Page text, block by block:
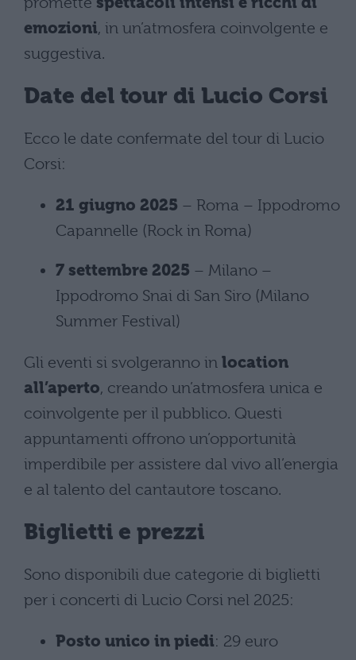
emozioni, in un’atmosfera coinvolgente e
suggestiva.
Date del tour di Lucio Corsi
Ecco le date confermate del tour di Lucio
Corsi:
21 giugno 2025 – Roma – Ippodromo
Capannelle (Rock in Roma)
7 settembre 2025 – Milano –
Ippodromo Snai di San Siro (Milano
Summer Festival)
Gli eventi si svolgeranno in location
all’aperto, creando un’atmosfera unica e
coinvolgente per il pubblico. Questi
appuntamenti offrono un’opportunità
imperdibile per assistere dal vivo all’energia
e al talento del cantautore toscano.
Biglietti e prezzi
Sono disponibili due categorie di biglietti
per i concerti di Lucio Corsi nel 2025:
Posto unico in piedi: 29 euro